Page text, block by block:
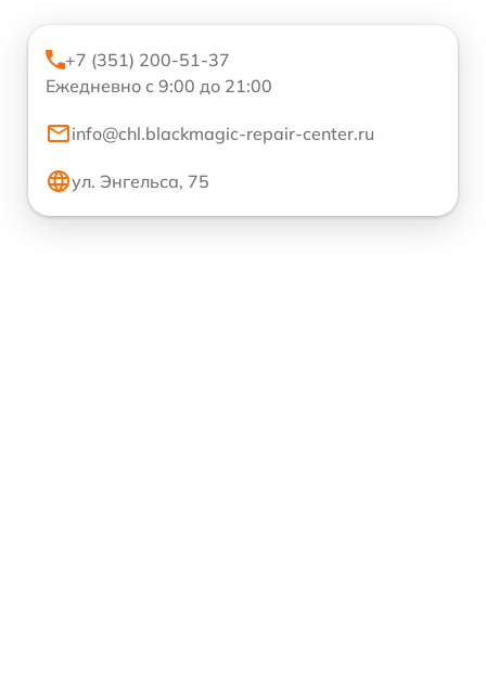
+7 (351) 200-51-37
Ежедневно с 9:00 до 21:00
info@chl.blackmagic-repair-center.ru
ул. Энгельса, 75